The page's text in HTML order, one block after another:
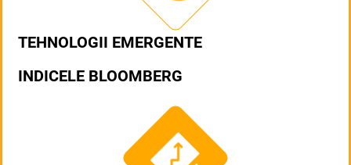
TEHNOLOGII EMERGENTE
INDICELE BLOOMBERG